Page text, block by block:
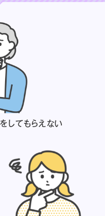
してもらえない